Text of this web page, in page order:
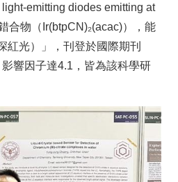
emitting diodes emitting at
合物（Ir(btpCN)₂(acac)），能
紅光）」，刊登於國際期刊
影響因子達4.1，皆為該科學研